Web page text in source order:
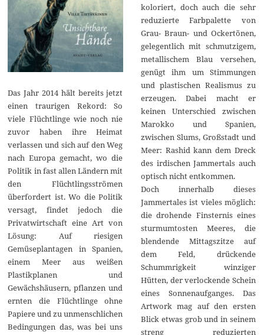
Das Jahr 2014 hält bereits jetzt
einen traurigen Rekord: So
viele Flüchtlinge wie noch nie
zuvor haben ihre Heimat
verlassen und sich auf den Weg
nach Europa gemacht, wo die
Politik in fast allen Ländern mit
den Flüchtlingsströmen
überfordert ist. Wo die Politik
versagt, findet jedoch die
Privatwirtschaft eine Art von
Lösung: Auf riesigen
Gemüseplantagen in Spanien,
einem Meer aus weißen
Plastikplanen und
Gewächshäusern, pflanzen und
ernten die Flüchtlinge ohne
Papiere und zu unmenschlichen
Bedingungen das, was bei uns
koloriert, doch auch die sehr
reduzierte Farbpalette von
Grau- Braun- und Ockertönen,
gelegentlich mit schmutzigem,
metallischem Blau versehen,
genügt ihm um Stimmungen
und plastischen Realismus zu
erzeugen. Dabei macht er
keinen Unterschied zwischen
Marokko und Spanien,
zwischen Slums, Großstadt und
Meer: Rashid kann dem Dreck
des irdischen Jammertals auch
optisch nicht entkommen.
Doch innerhalb dieses
Jammertales ist vieles möglich:
die drohende Finsternis eines
sturmumtosten Meeres, die
blendende Mittagszitze auf
dem Feld, drückende
Schummrigkeit winziger
Hütten, der verlockende Schein
eines Sonnenaufganges. Das
Artwork mag auf den ersten
Blick etwas grob und in seinem
streng reduzierten